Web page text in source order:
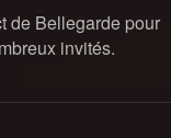
de Bellegarde pour
invités.